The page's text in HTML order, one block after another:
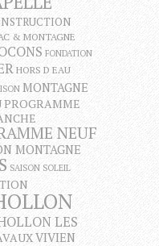
& MONTAGNE
FONDATION
HORS D EAU
MONTAGNE
PROGRAMME
NEUF
MONTAGNE
SAISON SOLEIL
LES
VIVIEN